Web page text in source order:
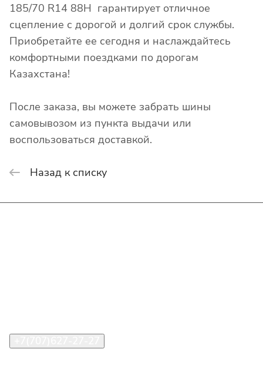
185/70 R14 88H гарантирует отличное
сцепление с дорогой и долгий срок службы.
Приобретайте ее сегодня и наслаждайтесь
комфортными поездками по дорогам
Казахстана!
После заказа, вы можете забрать шины
самовывозом из пункта выдачи или
воспользоваться доставкой.
Назад к списку